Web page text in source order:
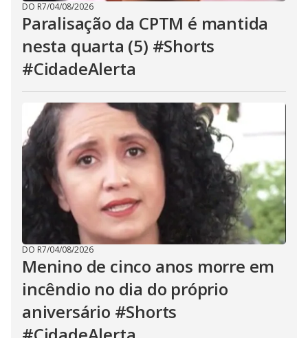
DO R7/04/08/2026
Paralisação da CPTM é mantida
nesta quarta (5) #Shorts
#CidadeAlerta
DO R7/04/08/2026
Menino de cinco anos morre em
incêndio no dia do próprio
aniversário #Shorts